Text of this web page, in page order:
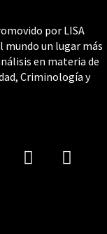
por LISA
un lugar más
en materia de
Criminología y